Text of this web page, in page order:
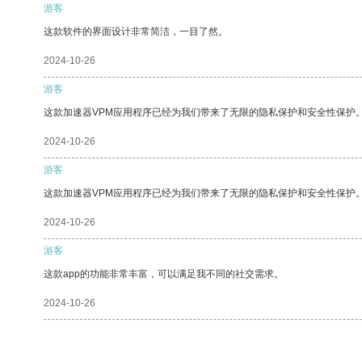
游客
这款软件的界面设计非常简洁，一目了然。
2024-10-26
游客
这款加速器VPM应用程序已经为我们带来了无限的隐私保护和安全性保护
2024-10-26
游客
这款加速器VPM应用程序已经为我们带来了无限的隐私保护和安全性保护
2024-10-26
游客
这款app的功能非常丰富，可以满足我不同的社交需求。
2024-10-26